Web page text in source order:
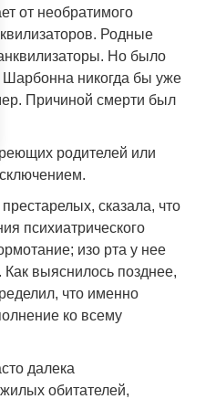
от необратимого
Родные
Но было
Шарбонна никогда бы уже
Причиной смерти был
родителей или
сказала, что
психиатрического
изо рта у нее
выяснилось позднее,
что именно
ко всему
далека
обитателей,